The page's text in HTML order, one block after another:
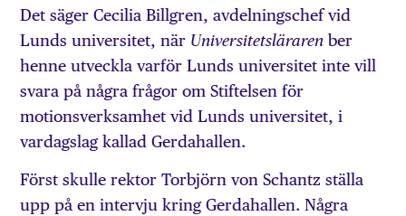
Det säger Cecilia Billgren, avdelningschef vid
Lunds universitet, när Universitetsläraren ber
henne utveckla varför Lunds universitet inte vill
svara på några frågor om Stiftelsen för
motionsverksamhet vid Lunds universitet, i
vardagslag kallad Gerdahallen.
Först skulle rektor Torbjörn von Schantz ställa
upp på en intervju kring Gerdahallen. Några